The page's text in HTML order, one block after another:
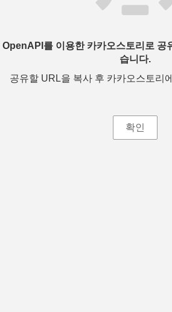
OpenAPI를 이용한 카카오스토리로 공
습니다.
공유할 URL을 복사 후 카카오스토리
확인